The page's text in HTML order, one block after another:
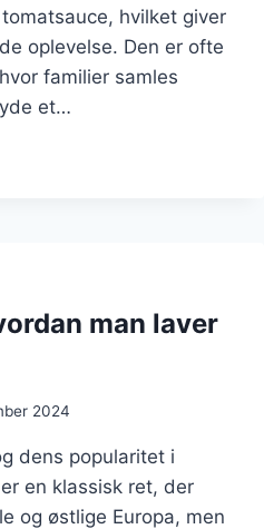
hvilket giver
oplevelse. Den er ofte
familier samles
et…
man laver
2024
dens popularitet i
en klassisk ret, der
og østlige Europa, men